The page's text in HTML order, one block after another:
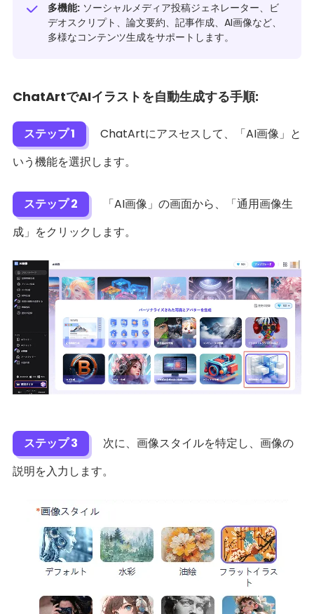
多機能: ソーシャルメディア投稿ジェネレーター、ビ
デオスクリプト、論文要約、記事作成、AI画像など、
多様なコンテンツ生成をサポートします。
ChatArtでAIイラストを自動生成する手順:
ステップ 1
ChatArtにアスセスして、「AI画像」と
いう機能を選択します。
ステップ 2
「AI画像」の画面から、「通用画像生
成」をクリックします。
ステップ 3
次に、画像スタイルを特定し、画像の
説明を入力します。